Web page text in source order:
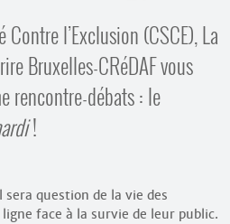
l’Exclusion (CSCE), La
Bruxelles-CRéDAF vous
rencontre-débats : le
!
sera question de la vie des
face à la survie de leur public.